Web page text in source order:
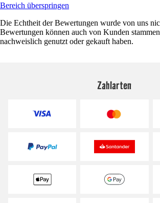
Bereich überspringen
Die Echtheit der Bewertungen wurde von uns
Bewertungen können auch von Kunden
nachweislich genutzt oder gekauft haben.
Zahlarten